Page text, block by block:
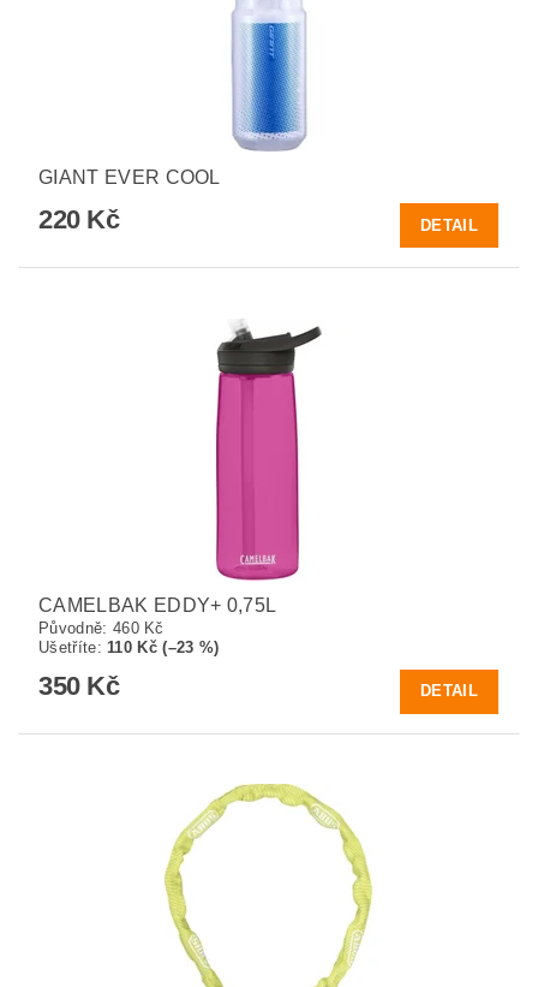
GIANT EVER COOL
220 Kč DETAIL
CAMELBAK EDDY+ 0,75L
Původně: 460 Kč
Ušetříte: 110 Kč (–23 %)
350 Kč DETAIL